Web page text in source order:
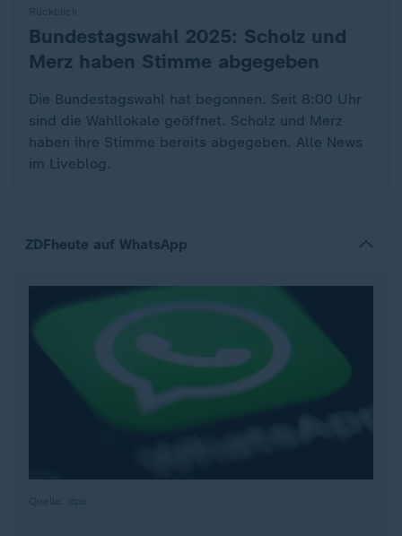
:Bundestagswahl 2025: Scholz und
Merz haben Stimme abgegeben
Die Bundestagswahl hat begonnen. Seit 8:00 Uhr
sind die Wahllokale geöffnet. Scholz und Merz
haben ihre Stimme bereits abgegeben. Alle News
im Liveblog.
ZDFheute auf WhatsApp